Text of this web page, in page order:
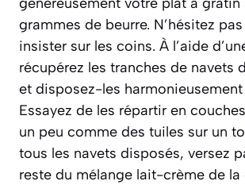
grammes de beurre. N’hésitez
insister sur les coins. À l’aide
récupérez les tranches de navets
et disposez-les
Essayez de les répartir en
un peu comme des tuiles sur un
tous les navets disposés, versez
reste du mélange lait-crème de la